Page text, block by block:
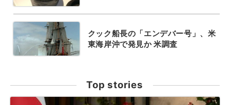
クック船長の「エンデバー号」、米
東海岸沖で発見か 米調査
Top stories